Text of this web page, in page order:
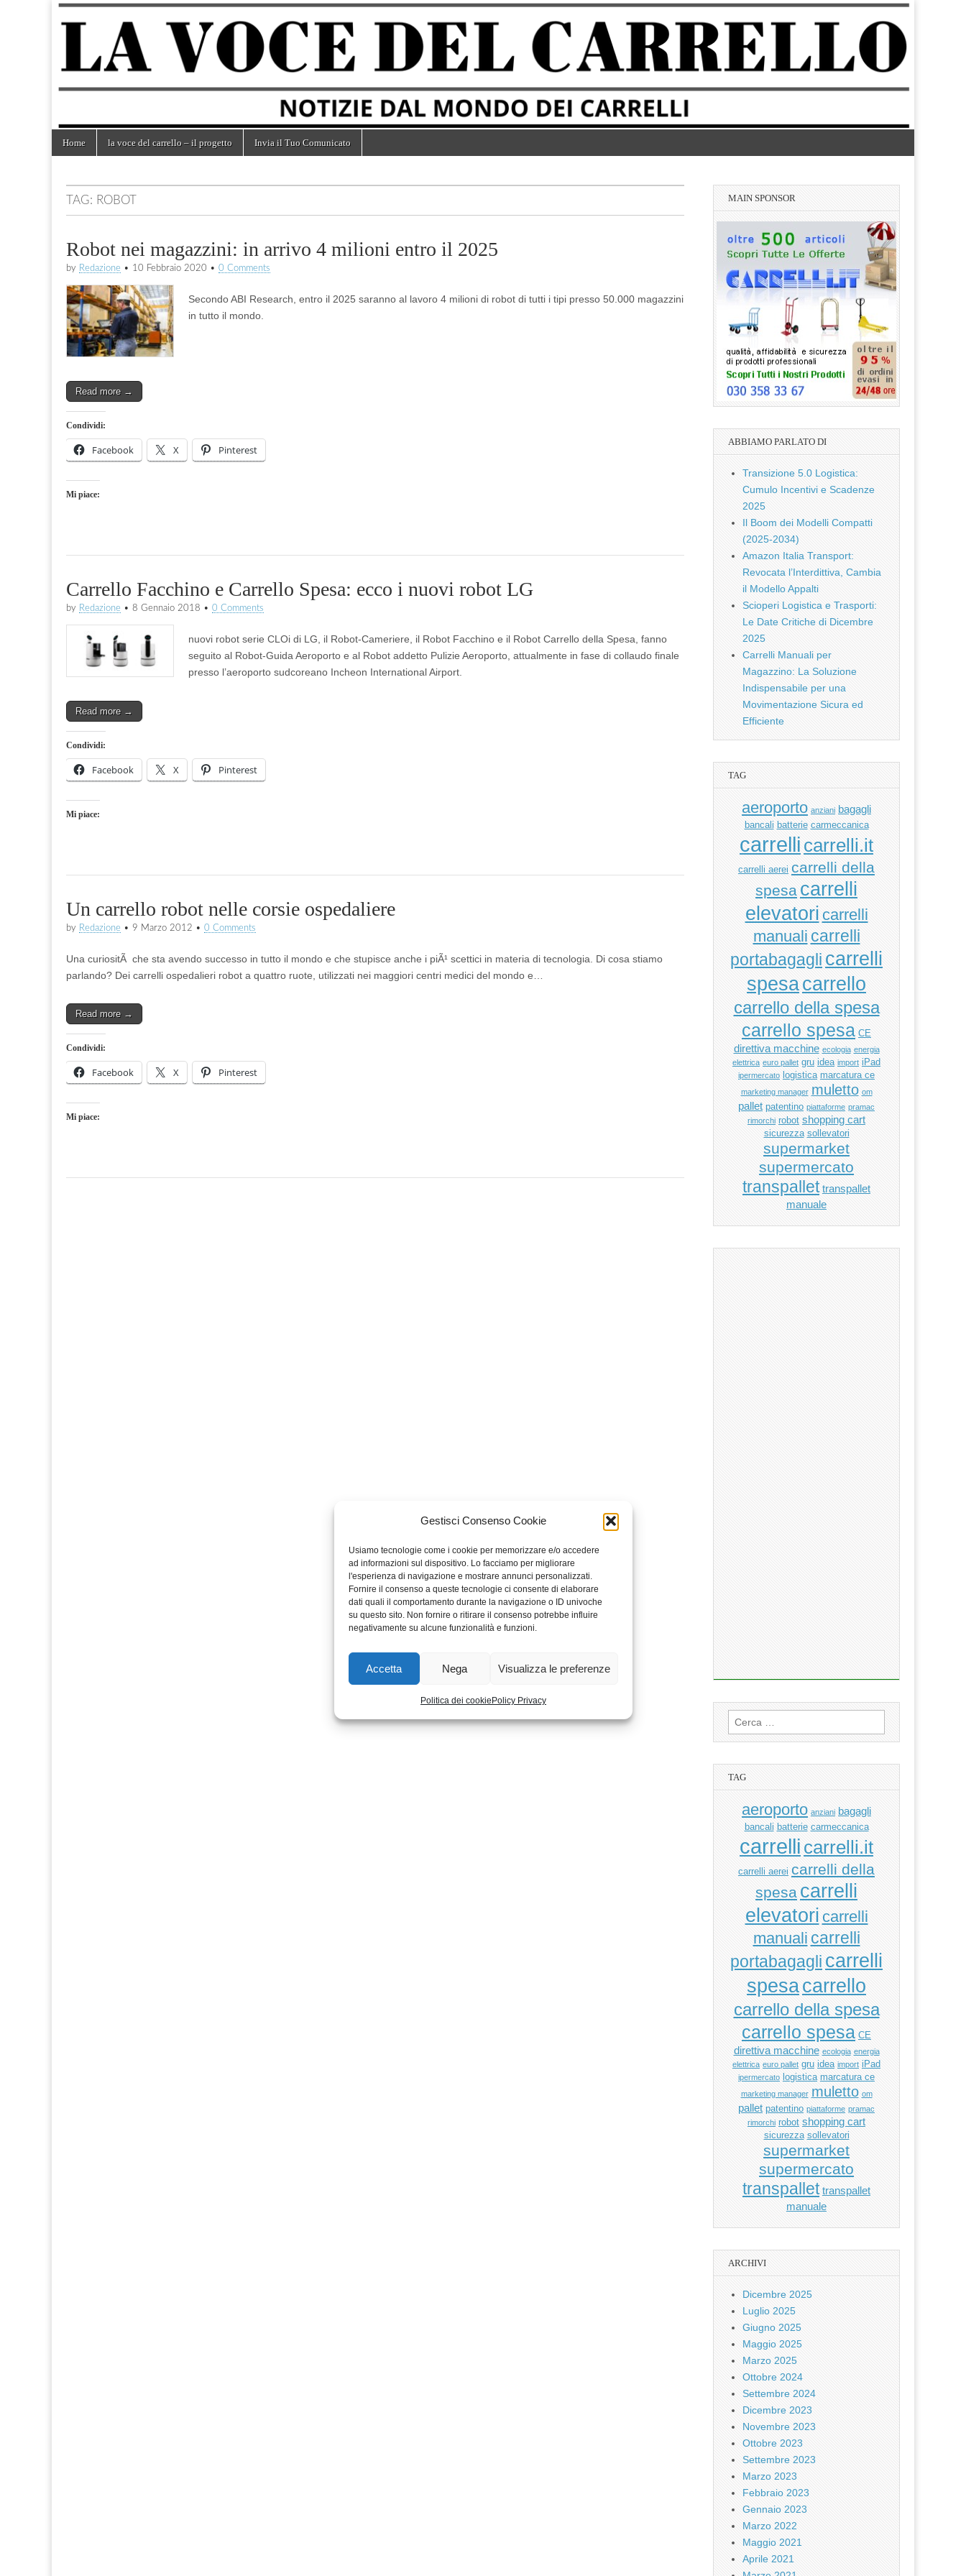
Gestisci Consenso Cookie
Usiamo tecnologie come i cookie per memorizzare e/o accedere
ad informazioni sul dispositivo. Lo facciamo per migliorare
l'esperienza di navigazione e mostrare annunci personalizzati.
Fornire il consenso a queste tecnologie ci consente di elaborare
dati quali il comportamento durante la navigazione o ID univoche
su questo sito. Non fornire o ritirare il consenso potrebbe influire
negativamente su alcune funzionalità e funzioni.
Accetta Nega Visualizza le preferenze
Politica dei cookie Policy Privacy
la voce
del
notizie
carrelli
Main
menu
Home la voce del carrello – il progetto Invia il Tuo Comunicato
TAG: ROBOT
Robot nei magazzini: in arrivo 4 milioni entro il 2025
by Redazione • 10 Febbraio 2020 • 0 Comments
Secondo ABI Research, entro il 2025 saranno al lavoro 4 milioni di robot di tutti i tipi presso 50.000 magazzini
in tutto il mondo.
Read more →
Condividi:
Facebook X Pinterest
Mi piace:
Carrello Facchino e Carrello Spesa: ecco i nuovi robot LG
by Redazione • 8 Gennaio 2018 • 0 Comments
nuovi robot serie CLOi di LG, il Robot-Cameriere, il Robot Facchino e il Robot Carrello della Spesa, fanno
seguito al Robot-Guida Aeroporto e al Robot addetto Pulizie Aeroporto, attualmente in fase di collaudo finale
presso l’aeroporto sudcoreano Incheon International Airport.
Read more →
Condividi:
Facebook X Pinterest
Mi piace:
Un carrello robot nelle corsie ospedaliere
by Redazione • 9 Marzo 2012 • 0 Comments
Una curiositÃ che sta avendo successo in tutto il mondo e che stupisce anche i piÃ¹ scettici in materia di tecnologia. Di cosa stiamo
parlando? Dei carrelli ospedalieri robot a quattro ruote, utilizzati nei maggiori centri medici del mondo e…
Read more →
Condividi:
Facebook X Pinterest
Mi piace:
MAIN SPONSOR
ABBIAMO PARLATO DI
Transizione 5.0 Logistica:
Cumulo Incentivi e Scadenze
2025
Il Boom dei Modelli Compatti
(2025-2034)
Amazon Italia Transport:
Revocata l’Interdittiva, Cambia
il Modello Appalti
Scioperi Logistica e Trasporti:
Le Date Critiche di Dicembre
2025
Carrelli Manuali per
Magazzino: La Soluzione
Indispensabile per una
Movimentazione Sicura ed
Efficiente
TAG
aeroporto anziani bagagli
bancali batterie carmeccanica
carrelli carrelli.it
carrelli aerei carrelli della
spesa carrelli
elevatori carrelli
manuali carrelli
portabagagli carrelli
spesacarrello
carrello della spesa
carrello spesa CE
direttiva macchine ecologia energia
elettrica euro pallet gru idea import iPad
ipermercato logistica marcatura ce
marketing manager muletto om
pallet patentino piattaforme pramac
rimorchi robot shopping cart
sicurezza sollevatori
supermarket
supermercato
transpallet transpallet
manuale
Ricerca
per:
TAG
aeroporto anziani bagagli
bancali batterie carmeccanica
carrelli carrelli.it
carrelli aerei carrelli della
spesa carrelli
elevatori carrelli
manuali carrelli
portabagagli carrelli
spesacarrello
carrello della spesa
carrello spesa CE
direttiva macchine ecologia energia
elettrica euro pallet gru idea import iPad
ipermercato logistica marcatura ce
marketing manager muletto om
pallet patentino piattaforme pramac
rimorchi robot shopping cart
sicurezza sollevatori
supermarket
supermercato
transpallet transpallet
manuale
ARCHIVI
Dicembre 2025
Luglio 2025
Giugno 2025
Maggio 2025
Marzo 2025
Ottobre 2024
Settembre 2024
Dicembre 2023
Novembre 2023
Ottobre 2023
Settembre 2023
Marzo 2023
Febbraio 2023
Gennaio 2023
Marzo 2022
Maggio 2021
Aprile 2021